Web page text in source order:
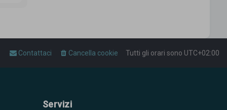
Tutti gli orari sono UTC+02:00
Cancella cookie
Contattaci
Servizi